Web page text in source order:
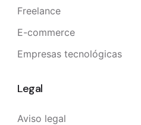
Freelance
E-commerce
Empresas tecnológicas
Legal
Aviso legal